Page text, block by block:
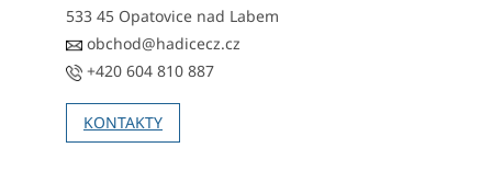
533 45 Opatovice nad Labem
obchod@hadicecz.cz
+420 604 810 887
KONTAKTY